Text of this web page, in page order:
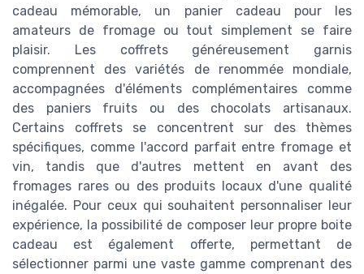
cadeau mémorable, un panier cadeau pour les
amateurs de fromage ou tout simplement se faire
plaisir. Les coffrets généreusement garnis
comprennent des variétés de renommée mondiale,
accompagnées d'éléments complémentaires comme
des paniers fruits ou des chocolats artisanaux.
Certains coffrets se concentrent sur des thèmes
spécifiques, comme l'accord parfait entre fromage et
vin, tandis que d'autres mettent en avant des
fromages rares ou des produits locaux d'une qualité
inégalée. Pour ceux qui souhaitent personnaliser leur
expérience, la possibilité de composer leur propre boite
cadeau est également offerte, permettant de
sélectionner parmi une vaste gamme comprenant des